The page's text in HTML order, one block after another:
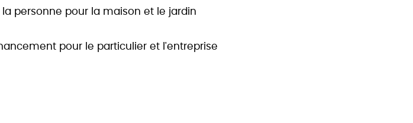
personne pour la maison et le jardin
pour le particulier et l'entreprise